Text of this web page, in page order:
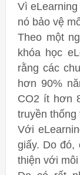
Vì
nó bảo vệ
Theo một
khóa học
rằng các
hơn 90%
CO2 ít hơn
truyền
Với
giấy. Do đó,
thiện với